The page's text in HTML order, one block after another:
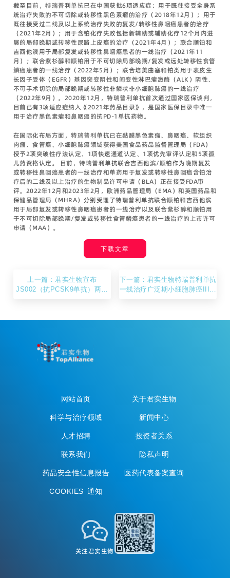
下载文章
截至目前，特瑞普利单抗已在中国获批6项适应症：用于既往接受全身系
统治疗失败的不可切除或转移性黑色素瘤的治疗（2018年12月）；用于
既往接受过二线及以上系统治疗失败的复发/转移性鼻咽癌患者的治疗
（2021年2月）；用于含铂化疗失败包括新辅助或辅助化疗12个月内进
展的局部晚期或转移性尿路上皮癌的治疗（2021年4月）；联合顺铂和
吉西他滨用于局部复发或转移性鼻咽癌患者的一线治疗（2021年11
月）；联合紫杉醇和顺铂用于不可切除局部晚期/复发或远处转移性食管
鳞癌患者的一线治疗（2022年5月）；联合培美曲塞和铂类用于表皮生
长因子受体（EGFR）基因突变阴性和间变性淋巴瘤激酶（ALK）阴性、
不可手术切除的局部晚期或转移性非鳞状非小细胞肺癌的一线治疗
（2022年9月）。2020年12月，特瑞普利单抗首次通过国家医保谈判，
目前已有3项适应症纳入《2021年药品目录》，是国家医保目录中唯一
用于治疗黑色素瘤和鼻咽癌的抗PD-1单抗药物。
在国际化布局方面，特瑞普利单抗已在黏膜黑色素瘤、鼻咽癌、软组织
肉瘤、食管癌、小细胞肺癌领域获得美国食品药品监督管理局（FDA）
授予2项突破性疗法认定、1项快速通道认定、1项优先审评认定和5项孤
儿药资格认定。 目前，特瑞普利单抗联合吉西他滨/顺铂作为晚期复发
或转移性鼻咽癌患者的一线治疗和单药用于复发或转移性鼻咽癌含铂治
疗后的二线及以上治疗的生物制品许可申请（BLA）正在接受FDA审
评。2022年12月和2023年2月，欧洲药品管理局（EMA）和英国药品和
保健品管理局（MHRA）分别受理了特瑞普利单抗联合顺铂和吉西他滨
用于局部复发或转移性鼻咽癌患者的一线治疗以及联合紫杉醇和顺铂用
于不可切除局部晚期/复发或转移性食管鳞癌患者的一线治疗的上市许可
申请（MAA）。
上一篇：君实生物宣布
JS002（抗PCSK9单抗）两项
下一篇：君实生物特瑞普利单抗
一线治疗广泛期小细胞肺癌III期
网站首页
关于君实生物
科学与治疗领域
新闻中心
人才招聘
投资者关系
联系我们
隐私声明
药品安全性信息报告
医药代表备案查询
COOKIES 通知
关注君实生物